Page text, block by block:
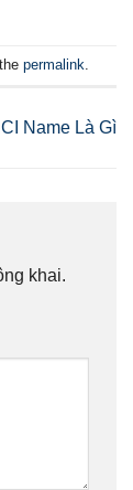
permalink
Name Là Gì
khai.